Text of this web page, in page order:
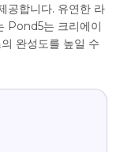
공합니다. 유연한 라
Pond5는 크리에이
완성도를 높일 수